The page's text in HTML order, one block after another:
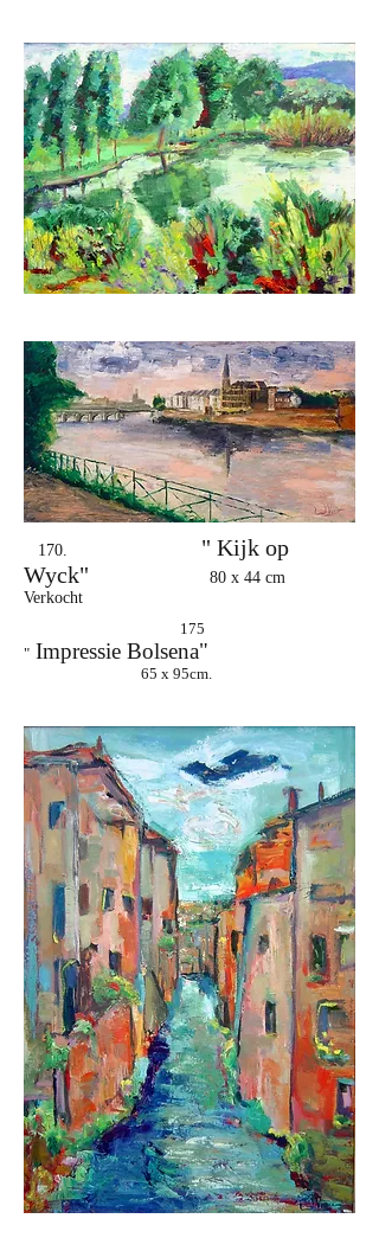
170.
" Kijk op
Wyck"
80 x 44 cm
Verkocht
175
" Impressie Bolsena"
65 x 95cm.